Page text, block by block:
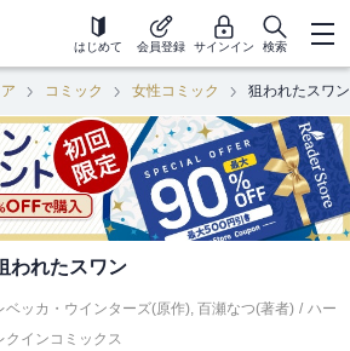
はじめて 会員登録 サインイン 検索
コミック 女性コミック 狙われたスワン
われたスワン
ベッカ・ウインターズ(原作), 百瀬なつ(著者) / ハー
クインコミックス